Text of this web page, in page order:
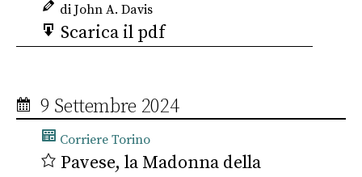
di John A. Davis
Scarica il pdf
9 Settembre 2024
Corriere Torino
Pavese, la Madonna della